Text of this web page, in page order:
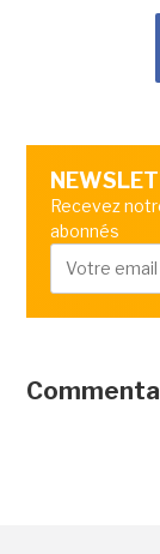
Recevez
abonnés